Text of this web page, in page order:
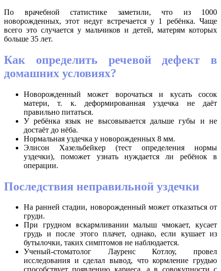
По врачебной статистике заметили, что из 1000
новорожденных, этот недуг встречается у 1 ребёнка. Чаще
всего это случается у мальчиков и детей, матерям которых
больше 35 лет.
Как определить речевой дефект в
домашних условиях?
Новорожденный может ворочаться и кусать сосок
матери, т. к. деформированная уздечка не даёт
правильно питаться.
У ребёнка язык не высовывается дальше губы и не
достаёт до нёба.
Нормальная уздечка у новорожденных 8 мм.
Элисон Хазельбейкер (тест определения нормы
уздечки), поможет узнать нуждается ли ребёнок в
операции.
Последствия неправильной уздечки
На ранней стадии, новорожденный может отказаться от
груди.
При грудном вскармливании малыш чмокает, кусает
грудь и после этого плачет, однако, если кушает из
бутылочки, таких симптомов не наблюдается.
Ученый-стоматолог Лауренс Котлоу, провел
исследования и сделал вывод, что кормление грудью